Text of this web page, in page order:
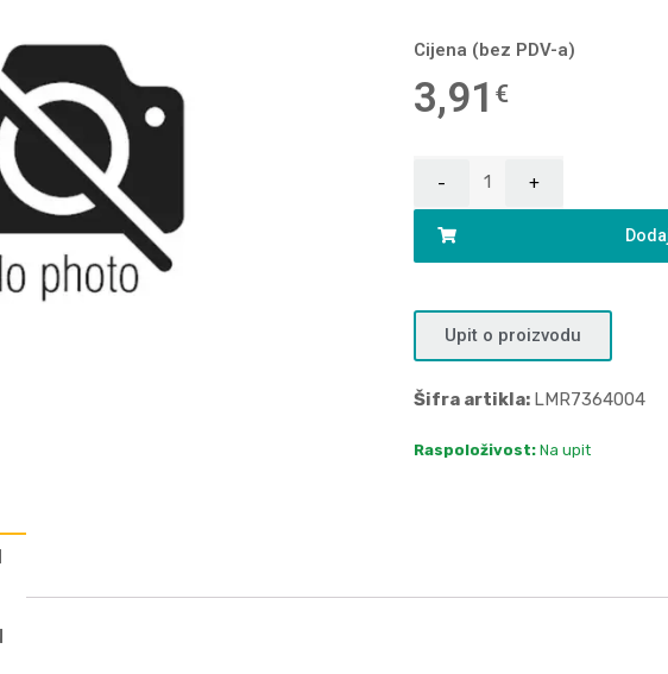
Cijena (bez PDV-a)
3,91 €
Upit o proizvodu
Šifra artikla: LMR7364004
Raspoloživost: Na upit